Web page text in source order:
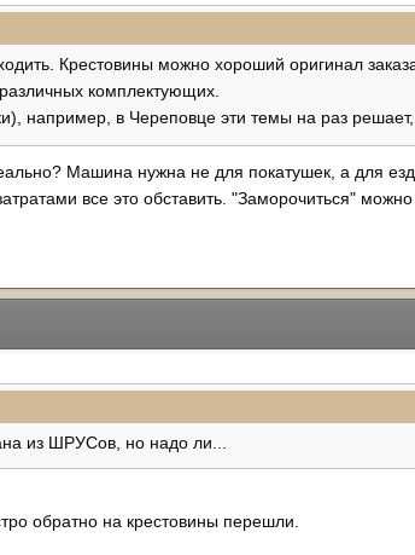
Крестовины можно хороший оригинал
комплектующих.
например, в Череповце эти темы на раз
Машина нужна не для покатушек, а для
все это обставить. "Заморочиться"
из ШРУСов, но надо ли...
обратно на крестовины перешли.